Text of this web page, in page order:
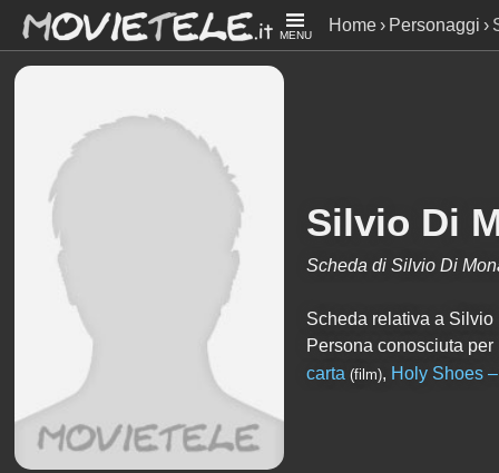
MENU
Home Personaggi
Silvio Di
Scheda di Silvio Di
Scheda relativa a
Persona conosciuta per
carta (film), Holy Shoes